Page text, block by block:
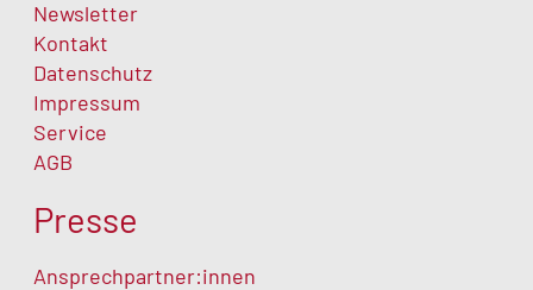
Newsletter
Kontakt
Datenschutz
Impressum
Service
AGB
Presse
Ansprechpartner:innen